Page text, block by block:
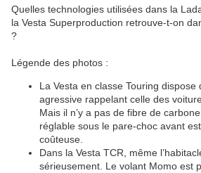
Quelles technologies utilisées dans la
la Vesta Superproduction retrouve-t-on
?
Légende des photos :
La Vesta en classe Touring dispose
agressive rappelant celle des
Mais il n’y a pas de fibre de
réglable sous le pare-choc avant
coûteuse.
Dans la Vesta TCR, même
sérieusement. Le volant Momo est